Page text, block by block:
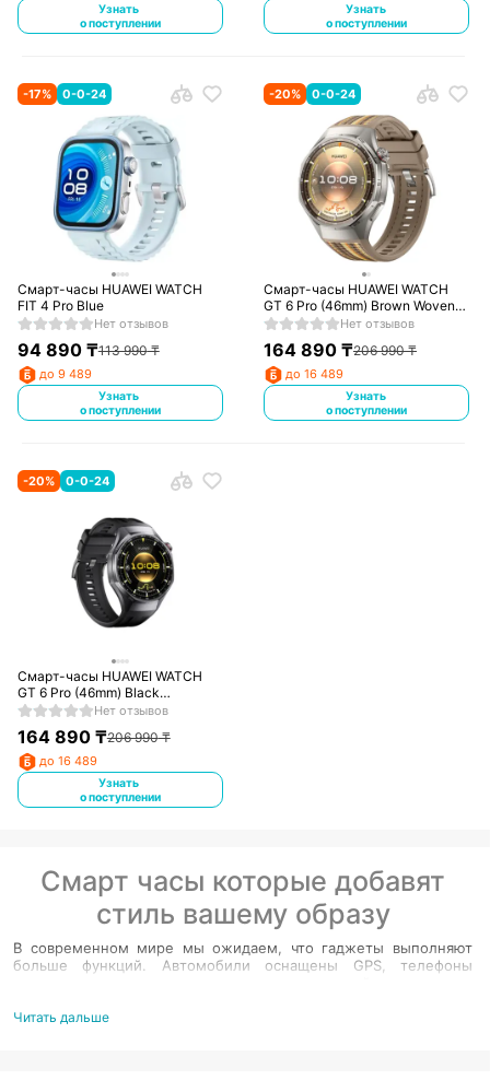
Узнать
о поступлении
Узнать
о поступлении
-17% 0-0-24
Смарт-часы HUAWEI WATCH
FIT 4 Pro Blue
Нет отзывов
94 890₸113 990₸
до 9 489
Узнать
о поступлении
-20% 0-0-24
Смарт-часы HUAWEI WATCH
GT 6 Pro (46mm) Brown Woven
Strap
Нет отзывов
164 890 ₸206 990₸
до 16 489
Узнать
о поступлении
-20% 0-0-24
Смарт-часы HUAWEI WATCH
GT 6 Pro (46mm) Black
Fluoroelastomer Strap
Нет отзывов
164 890₸206 990₸
до 16 489
Узнать
о поступлении
Смарт часы которые добавят
стиль вашему образу
В современном мире мы ожидаем, что гаджеты выполняют
больше функций. Автомобили оснащены GPS, телефоны
ими одним касанием. Пора, чтобы и мода присоединилась к
Читать дальше